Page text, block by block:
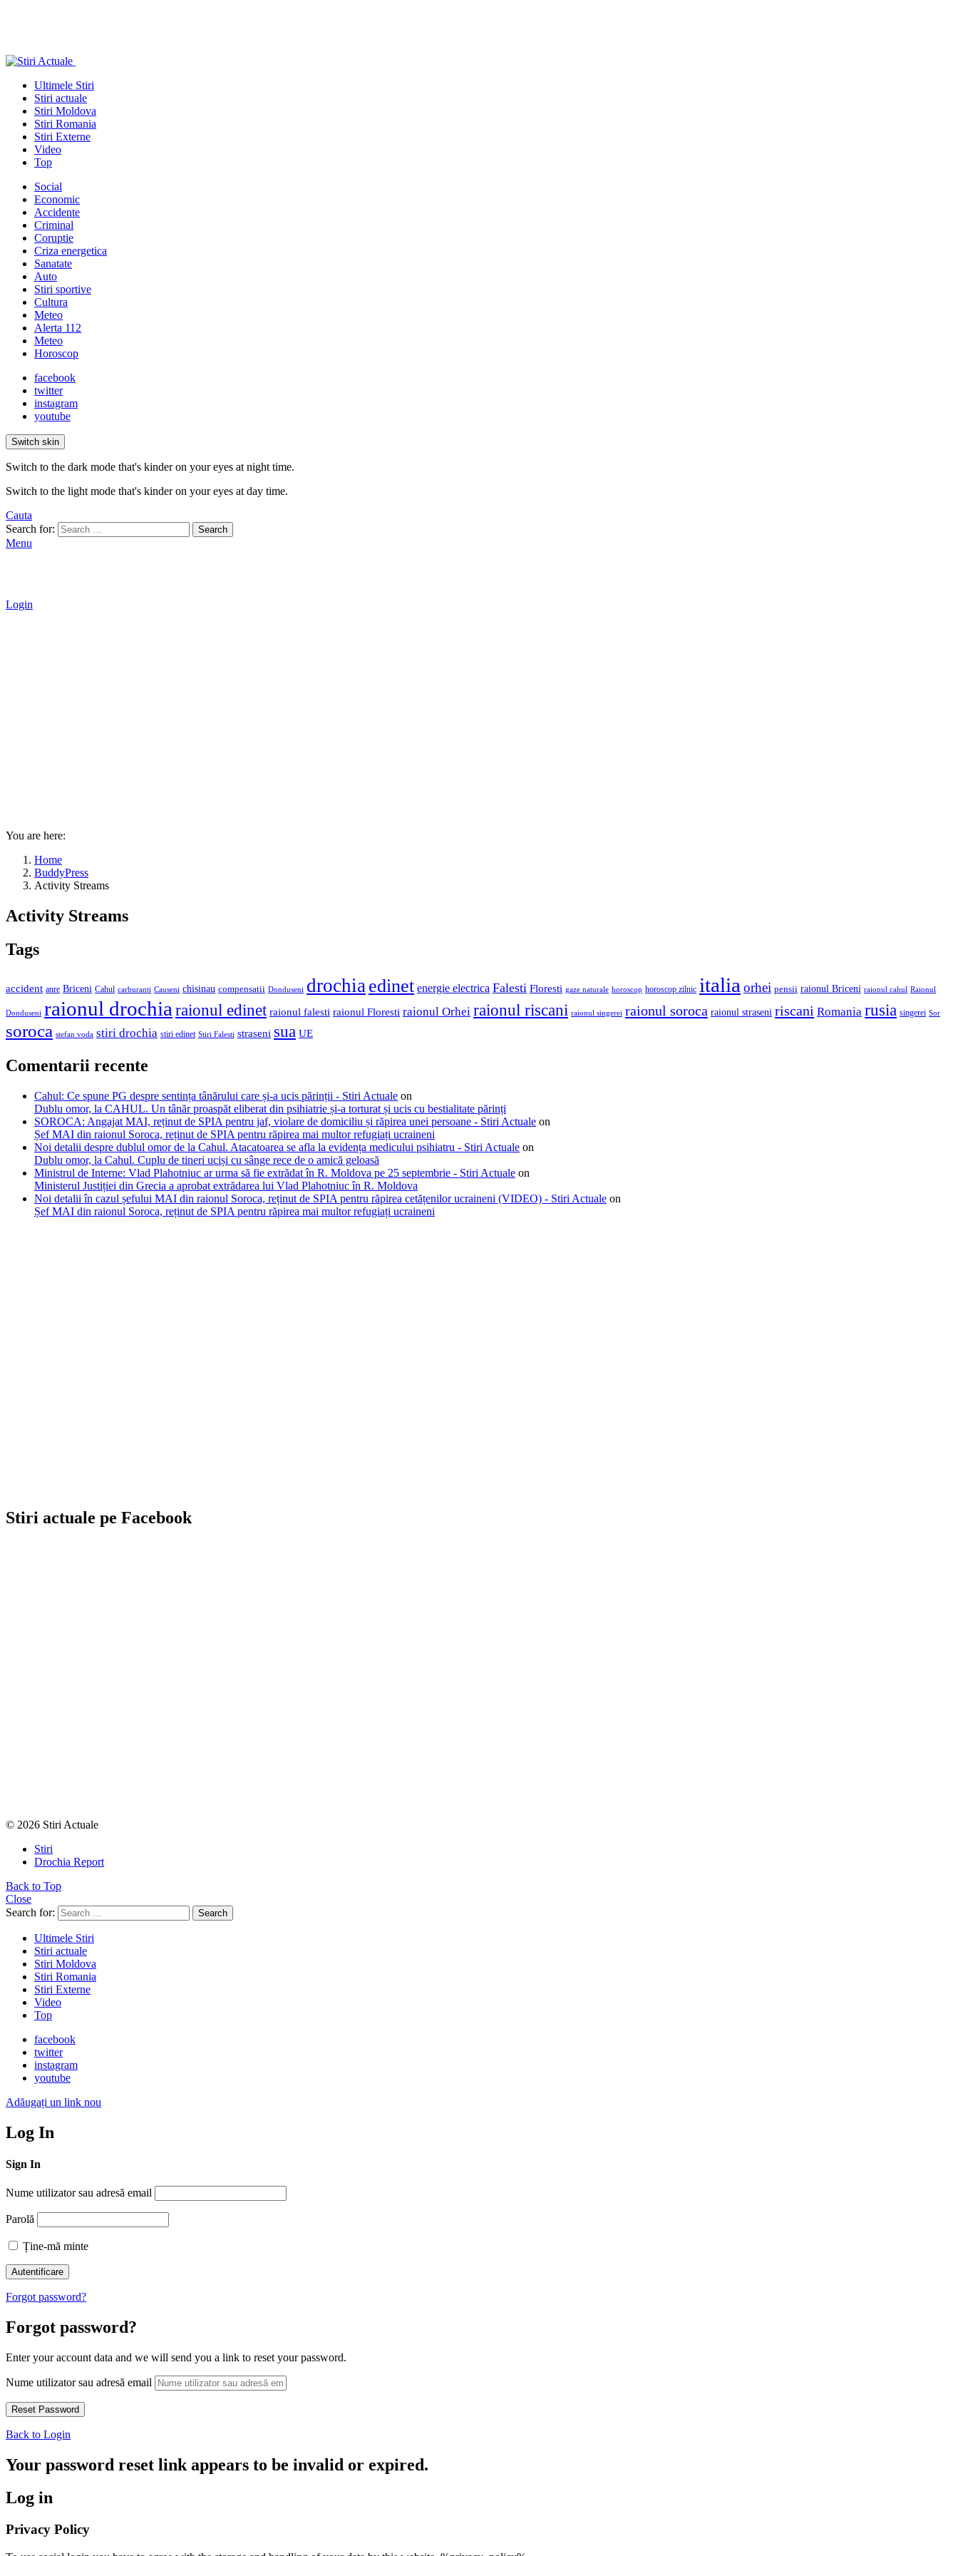
Ultimele Stiri
Stiri actuale
Stiri Moldova
Stiri Romania
Stiri Externe
Video
Top
Social
Economic
Accidente
Criminal
Coruptie
Criza energetica
Sanatate
Auto
Stiri sportive
Cultura
Meteo
Alerta 112
Meteo
Horoscop
facebook
twitter
instagram
youtube
Switch skin
Switch to the dark mode that's kinder on your eyes at night time.
Switch to the light mode that's kinder on your eyes at day time.
Cauta
Search for:
Search
Menu
Login
You are here:
Home
BuddyPress
Activity Streams
Activity Streams
Tags
accident anre Briceni Cahul carburanti Causeni chisinau compensatii Donduseni drochia edinet energie electrica Falesti Floresti gaze naturale horoscop horoscop zilnic italia orhei pensii raionul Briceni raionul cahul Raionul
Donduseni raionul drochia raionul edinet raionul falesti raionul Floresti raionul Orhei raionul riscani raionul singerei raionul soroca raionul straseni riscani Romania rusia singerei Sor
soroca stefan voda stiri drochia stiri edinet Stiri Falesti straseni sua UE
Comentarii recente
Cahul: Ce spune PG despre sentința tânărului care și-a ucis părinții - Stiri Actuale on
Dublu omor, la CAHUL. Un tânăr proaspăt eliberat din psihiatrie și-a torturat și ucis cu bestialitate părinți
SOROCA: Angajat MAI, reținut de SPIA pentru jaf, violare de domiciliu și răpirea unei persoane - Stiri Actuale on
Șef MAI din raionul Soroca, reținut de SPIA pentru răpirea mai multor refugiați ucraineni
Noi detalii despre dublul omor de la Cahul. Atacatoarea se afla la evidența medicului psihiatru - Stiri Actuale on
Dublu omor, la Cahul. Cuplu de tineri uciși cu sânge rece de o amică geloasă
Ministrul de Interne: Vlad Plahotniuc ar urma să fie extrădat în R. Moldova pe 25 septembrie - Stiri Actuale on
Ministerul Justiției din Grecia a aprobat extrădarea lui Vlad Plahotniuc în R. Moldova
Noi detalii în cazul șefului MAI din raionul Soroca, reținut de SPIA pentru răpirea cetățenilor ucraineni (VIDEO) - Stiri Actuale on
Șef MAI din raionul Soroca, reținut de SPIA pentru răpirea mai multor refugiați ucraineni
Stiri actuale pe Facebook
© 2026 Stiri Actuale
Stiri
Drochia Report
Back to Top
Close
Search for:
Search
Ultimele Stiri
Stiri actuale
Stiri Moldova
Stiri Romania
Stiri Externe
Video
Top
facebook
twitter
instagram
youtube
Adăugați un link nou
Log In
Sign In
Nume utilizator sau adresă email
Parolă
Ține-mă minte
Forgot password?
Forgot password?
Enter your account data and we will send you a link to reset your password.
Nume utilizator sau adresă email
Back to Login
Your password reset link appears to be invalid or expired.
Log in
Privacy Policy